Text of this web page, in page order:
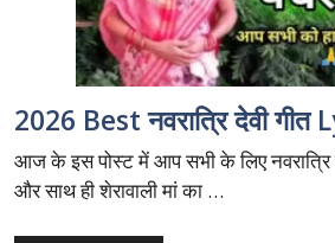
2026 Best नवरात्रि देवी गीत
आज के इस पोस्ट में आप सभी के लिए नवरात्रि
और साथ ही शेरावाली मां का …